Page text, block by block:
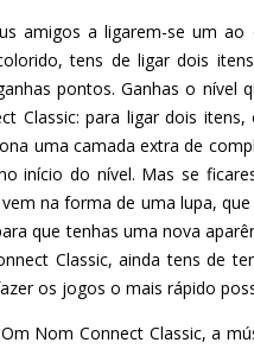
amigos a ligarem-se um
tens de ligar dois
pontos. Ganhas o
Classic: para ligar dois
uma camada extra de
início do nível. Mas se
na forma de uma lupa,
que tenhas uma nova
Classic, ainda tens de
os jogos o mais rápido
Nom Connect Classic, a